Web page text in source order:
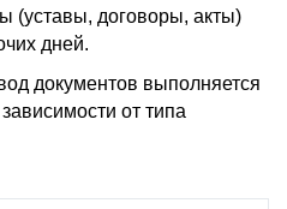
(уставы, договоры, акты)
дней.
документов выполняется
от типа